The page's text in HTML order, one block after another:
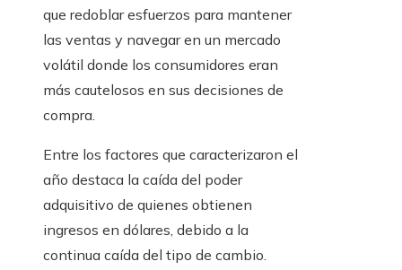
que redoblar esfuerzos para mantener
las ventas y navegar en un mercado
volátil donde los consumidores eran
más cautelosos en sus decisiones de
compra.
Entre los factores que caracterizaron el
año destaca la caída del poder
adquisitivo de quienes obtienen
ingresos en dólares, debido a la
continua caída del tipo de cambio.